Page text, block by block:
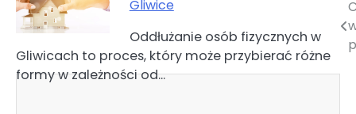
Gliwice
Oddłużanie osób fizycznych w
Gliwicach to proces, który może przybierać różne
formy w zależności od…
Nawigacja
wpisu